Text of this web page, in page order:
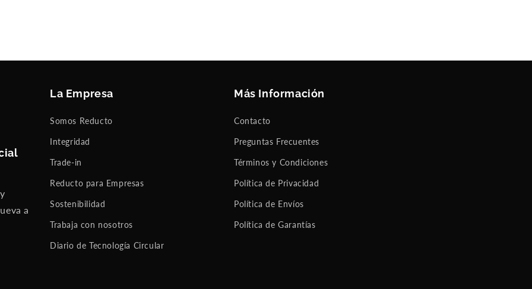
a
La Empresa
Somos Reducto
Integridad
Trade-in
Reducto para Empresas
Sostenibilidad
Trabaja con nosotros
Diario de Tecnología Circular
Más Información
Contacto
Preguntas Frecuentes
Términos y Condiciones
Política de Privacidad
Política de Envíos
Política de Garantías